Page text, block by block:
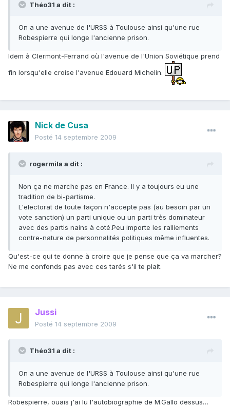
Théo31 a dit :
On a une avenue de l'URSS à Toulouse ainsi qu'une rue
Robespierre qui longe l'ancienne prison.
Idem à Clermont-Ferrand où l'avenue de l'Union Soviétique prend
fin lorsqu'elle croise l'avenue Edouard Michelin.
Nick de Cusa
Posté 14 septembre 2009
rogermila a dit :
Non ça ne marche pas en France. Il y a toujours eu une
tradition de bi-partisme.
L'electorat de toute façon n'accepte pas (au besoin par un
vote sanction) un parti unique ou un parti très dominateur
avec des partis nains à coté.Peu importe les ralliements
contre-nature de personnalités politiques même influentes.
Qu'est-ce qui te donne à croire que je pense que ça va marcher?
Ne me confonds pas avec ces tarés s'il te plait.
Jussi
Posté 14 septembre 2009
Théo31 a dit :
On a une avenue de l'URSS à Toulouse ainsi qu'une rue
Robespierre qui longe l'ancienne prison.
Robespierre, ouais j'ai lu l'autobiographie de M.Gallo dessus…